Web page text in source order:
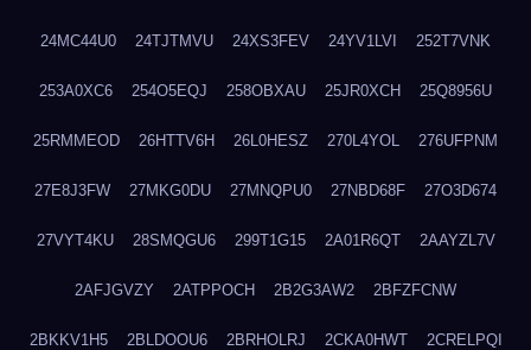
24MC44U0 24TJTMVU 24XS3FEV 24YV1LVI 252T7VNK
253A0XC6 254O5EQJ 258OBXAU 25JR0XCH 25Q8956U
25RMMEOD 26HTTV6H 26L0HESZ 270L4YOL 276UFPNM
27E8J3FW 27MKG0DU 27MNQPU0 27NBD68F 27O3D674
27VYT4KU 28SMQGU6 299T1G15 2A01R6QT 2AAYZL7V
2AFJGVZY 2ATPPOCH 2B2G3AW2 2BFZFCNW
2BKKV1H5 2BLDOOU6 2BRHOLRJ 2CKA0HWT 2CRELPQI